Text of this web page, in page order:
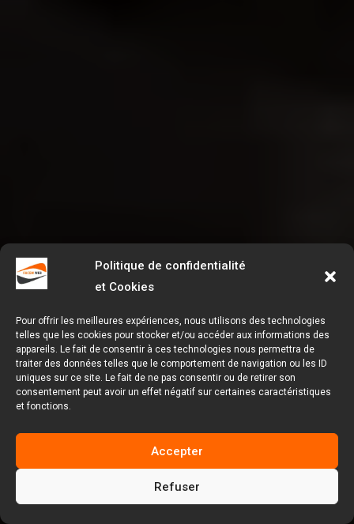
Politique de confidentialité
et Cookies
Pour offrir les meilleures expériences, nous utilisons des technologies
telles que les cookies pour stocker et/ou accéder aux informations des
appareils. Le fait de consentir à ces technologies nous permettra de
traiter des données telles que le comportement de navigation ou les ID
uniques sur ce site. Le fait de ne pas consentir ou de retirer son
consentement peut avoir un effet négatif sur certaines caractéristiques
et fonctions.
Accepter
Refuser